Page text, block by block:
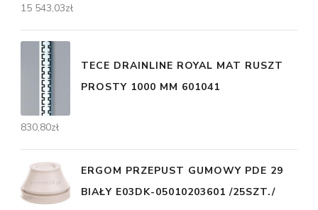
15 543,03zł
TECE DRAINLINE ROYAL MAT RUSZT
PROSTY 1000 MM 601041
830,80zł
ERGOM PRZEPUST GUMOWY PDE 29
BIAŁY E03DK-05010203601 /25SZT./